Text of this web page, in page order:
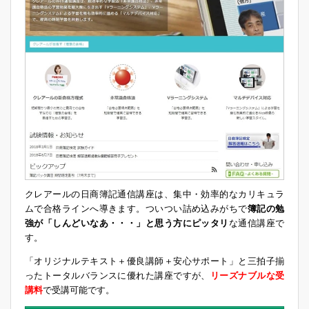
クレアールの日商簿記通信講座は、集中・効率的なカリキュラ
ムで合格ラインへ導きます。ついつい詰め込みがちで簿記の勉
強が「しんどいなあ・・・」と思う方にピッタリ な通信講座で
す。
「オリジナルテキスト＋優良講師＋安心サポート」と三拍子揃
ったトータルバランスに優れた講座ですが、
リーズナブルな受
講料で受講可能です。